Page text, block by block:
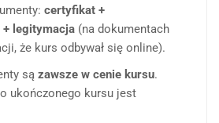
certyfikat +
+ legitymacja (na dokumentach
że kurs odbywał się online).
są zawsze w cenie kursu.
ukończonego kursu jest